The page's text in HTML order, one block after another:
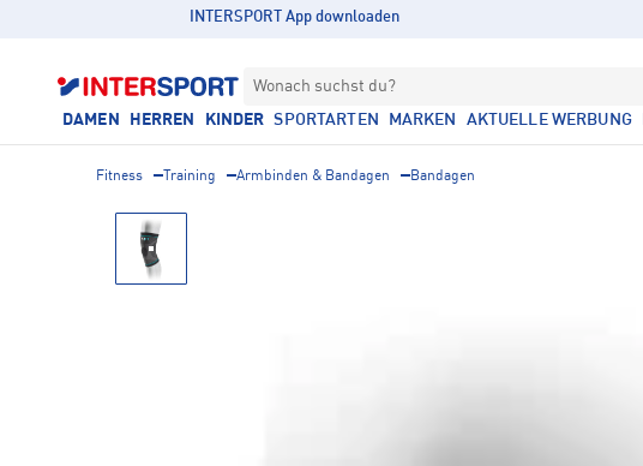
INTERSPORT App downloaden
Wonach suchst du?
DAMEN HERREN KINDER SPORTARTEN MARKEN AKTUELLE WERBUNG
Fitness Training Armbinden & Bandagen Bandagen